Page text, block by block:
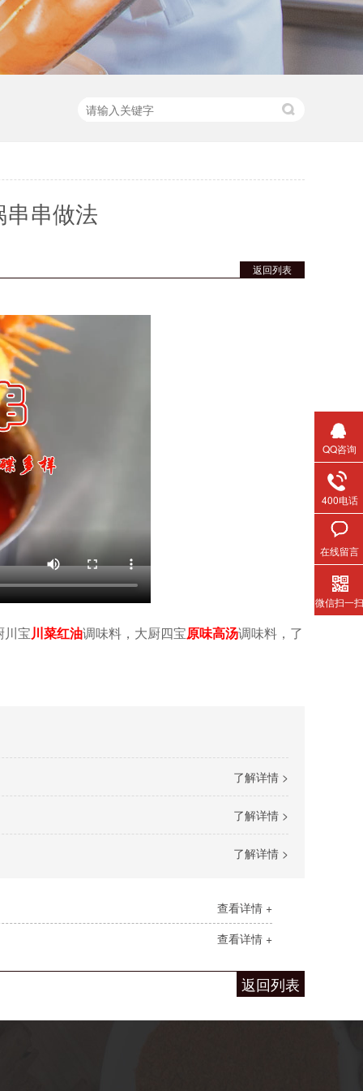
串做法
返回列表
川宝川菜红油调味料，大厨四宝原味高汤调味料，了
了解详情 >
了解详情 >
了解详情 >
查看详情 +
查看详情 +
返回列表
QQ咨询
400电话
在线留言
微信扫一扫